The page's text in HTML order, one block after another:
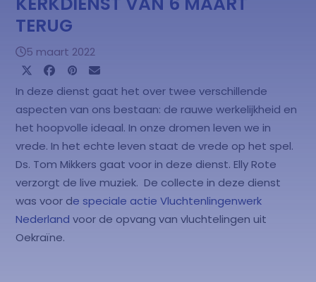
TERUG
5 maart 2022
In deze dienst gaat het over twee verschillende
aspecten van ons bestaan: de rauwe werkelijkheid en
het hoopvolle ideaal. In onze dromen leven we in
vrede. In het echte leven staat de vrede op het spel.
Ds. Tom Mikkers gaat voor in deze dienst. Elly Rote
verzorgt de live muziek. De collecte in deze dienst
was voor de speciale actie Vluchtenlingenwerk
Nederland voor de opvang van vluchtelingen uit
Oekraïne.